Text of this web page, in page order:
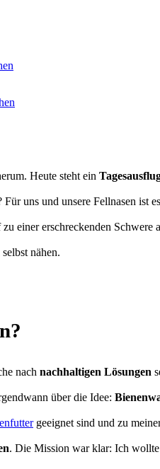
Heute steht ein
uns und unsere Fellnasen ist
einer erschreckenden
nähen.
nach nachhaltigen Lösungen
über die Idee:
geeignet sind und zu
. Die Mission war klar: Ich wollte